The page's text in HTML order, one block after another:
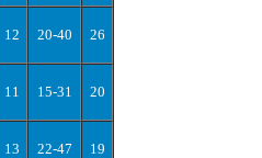
12 20-40 26
11 15-31 20
13 22-47 19